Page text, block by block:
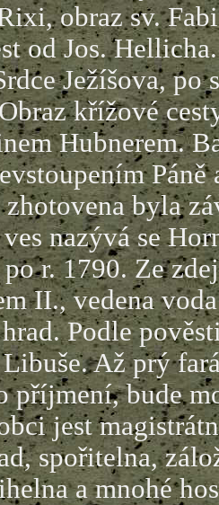
obraz sv.
od Jos.
Ježíšova, po
křížové
Hubnerem.
Páně
byla
nazývá se
r. 1790. Ze
II., vedena
Podle
Až prý
příjmení, bude
magistrátní
spořitelna,
a mnohé